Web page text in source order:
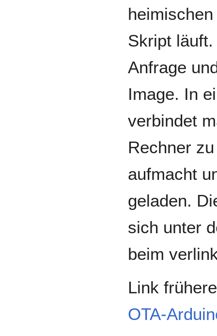
Skript
Anfrage
Image. In
verbindet
Rechner
aufmacht
geladen.
sich unter
beim
Link
OTA-